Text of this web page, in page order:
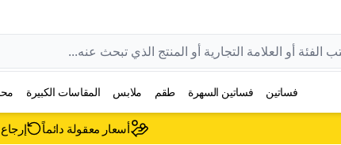
فساتين فساتين السهرة طقم ملابس المقاسات الكبيرة
أسعار معقولة دائماً